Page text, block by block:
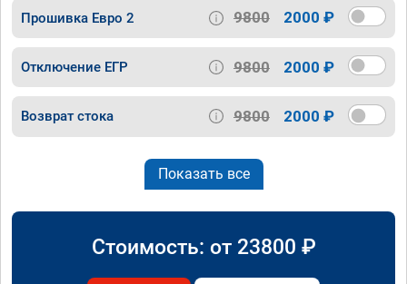
Прошивка Евро 2 9800 2000 ₽
Отключение ЕГР 9800 2000 ₽
Возврат стока 9800 2000 ₽
Показать все
Стоимость: от 23800 ₽